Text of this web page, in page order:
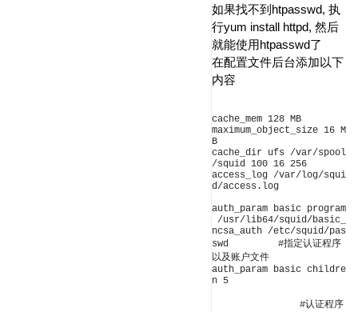
如果找不到htpasswd, 执
行yum install httpd, 然后
就能使用htpasswd了
在配置文件后台添加以下
内容
cache_mem 128 MB
maximum_object_size 16 M
B
cache_dir ufs /var/spool
/squid 100 16 256
access_log /var/log/squi
d/access.log
auth_param basic program
/usr/lib64/squid/basic_
ncsa_auth /etc/squid/pas
swd 　　　　 #指定认证程序
以及账户文件
auth_param basic childre
n 5
#认证程序